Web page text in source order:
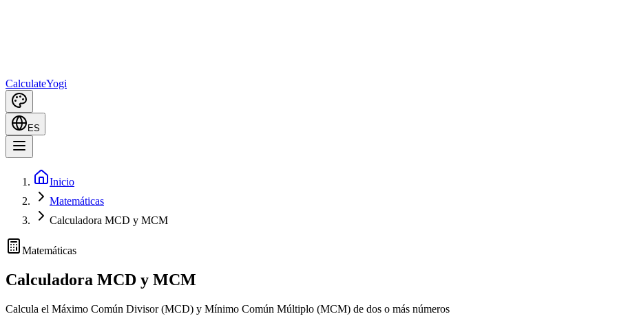
CalculateYogi
ES
Inicio
Matemáticas
Calculadora MCD y MCM
Matemáticas
Calculadora MCD y MCM
Calcula el Máximo Común Divisor (MCD) y Mínimo Común Múltiplo (MCM) de dos o más números